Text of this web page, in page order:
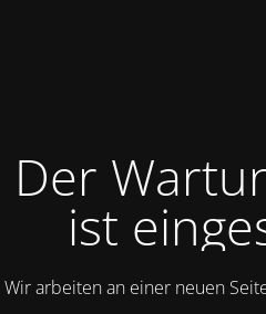
Der
ist
Wir arbeiten an einer neuen